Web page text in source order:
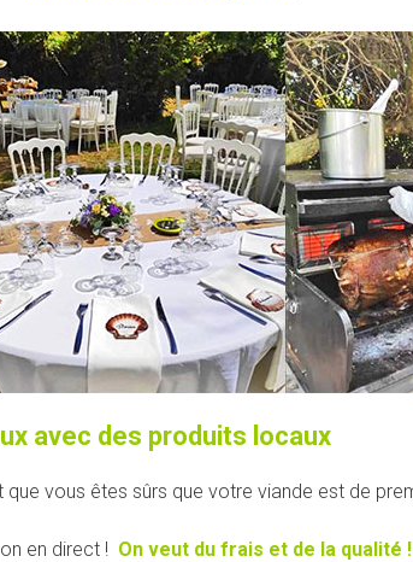
avec des produits locaux
que vous êtes sûrs que votre viande est de
en direct ! On veut du frais et de la qualité !